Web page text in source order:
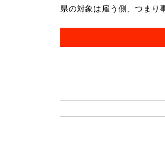
県の対象は雇う側、つまり